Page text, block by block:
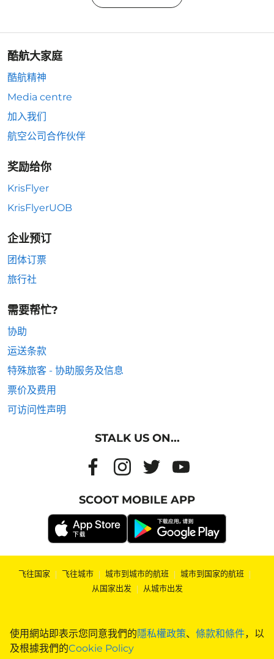
使用網站即表示您同意我們的隱私權政策、 條款和條件，以
及根據我們的Cookie Policy
酷航大家庭
酷航精神
Media centre
加入我们
航空公司合作伙伴
奖励给你
KrisFlyer
KrisFlyerUOB
企业预订
团体订票
旅行社
需要帮忙?
协助
运送条款
特殊旅客 - 协助服务及信息
票价及费用
可访问性声明
STALK US ON...
SCOOT MOBILE APP
飞往国家 | 飞往城市 | 城市到城市的航班 | 城市到国家的航班 |
从国家出发 | 从城市出发